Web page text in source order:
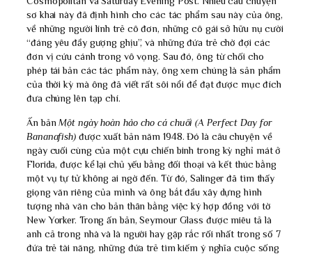
sơ khai này đã định hình cho các tác phẩm sau này của ông,
về những người lính trẻ cô đơn, những cô gái sở hữu nụ cười
“đáng yêu đầy gượng ghịu”, và những đứa trẻ chờ đợi các
đơn vị cứu cánh trong vô vọng. Sau đó, ông từ chối cho
phép tái bản các tác phẩm này, ông xem chúng là sản phẩm
của thời kỳ mà ông đã viết rất sôi nổi để đạt được mục đích
đưa chúng lên tạp chí.
Ấn bảnMột ngày hoàn hảo cho cá chuối (A Perfect Day for
Bananafish)được xuất bản năm 1948. Đó là câu chuyện về
ngày cuối cùng của một cựu chiến binh trong kỳ nghỉ mát ở
Florida, được kể lại chủ yếu bằng đối thoại và kết thúc bằng
một vụ tự tử không ai ngờ đến. Từ đó, Salinger đã tìm thấy
giọng văn riêng của mình và ông bắt đầu xây dựng hình
tượng nhà văn cho bản thân bằng việc ký hợp đồng với tờ
New Yorker. Trong ấn bản, Seymour Glass được miêu tả là
anh cả trong nhà và là người hay gặp rắc rối nhất trong số 7
đứa trẻ tài năng, những đứa trẻ tìm kiếm ý nghĩa cuộc sống